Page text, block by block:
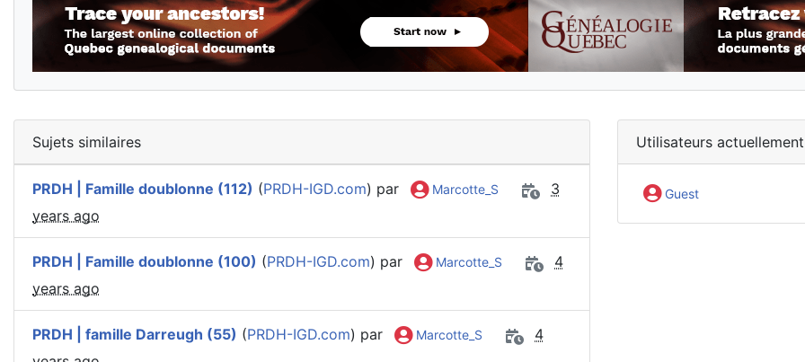
Sujets similaires
PRDH | Famille doublonne (112) (PRDH-IGD.com) par Marcotte_S
3
years ago
PRDH | Famille doublonne (100) (PRDH-IGD.com) par Marcotte_S
4
years ago
PRDH | famille Darreugh (55) (PRDH-IGD.com) par Marcotte_S
4
Utilisateurs
Guest